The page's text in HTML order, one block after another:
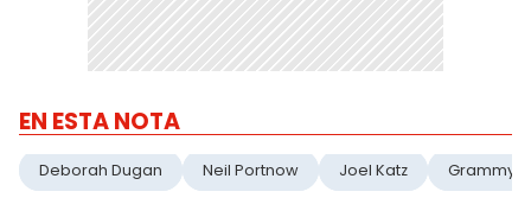
EN ESTA NOTA
Deborah Dugan Neil Portnow Joel Katz Grammy